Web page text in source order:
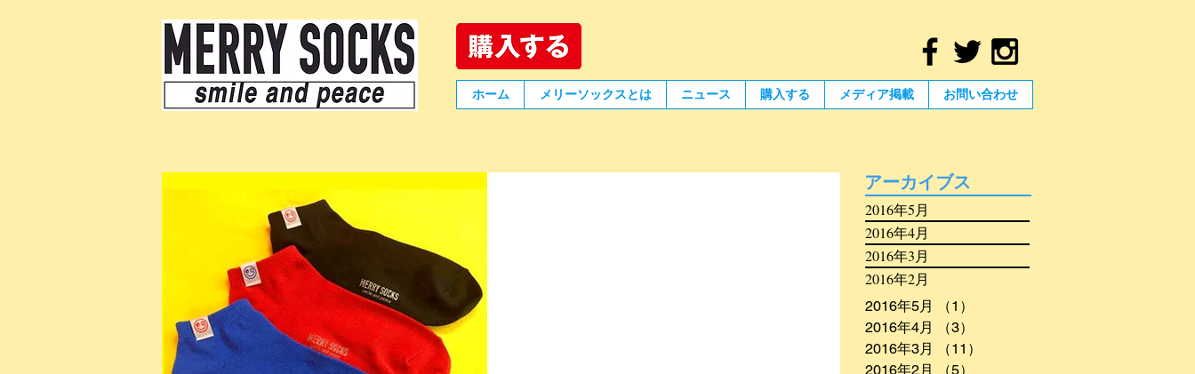
ホーム メリーソックスとは ニュース 購入する メディア掲載 お問い合わせ
アーカイブス
2016年5月
2016年4月
2016年3月
2016年2月
2016年5月 （1）
2016年4月
（3）
2016年3月
（11）
2016年2月
（5）